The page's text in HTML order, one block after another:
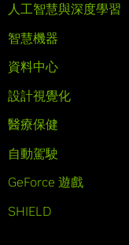
人工智慧與深度學習
智慧機器
資料中心
設計視覺化
醫療保健
自動駕駛
GeForce 遊戲
SHIELD